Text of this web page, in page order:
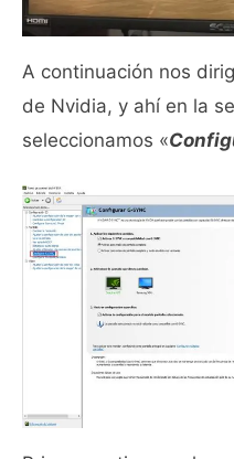
A continuación nos
de Nvidia, y ahí en la
seleccionamos «